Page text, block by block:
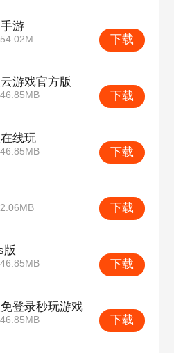
游
下载
游戏官方版
下载
线玩
下载
下载
版
下载
登录秒玩游戏
下载